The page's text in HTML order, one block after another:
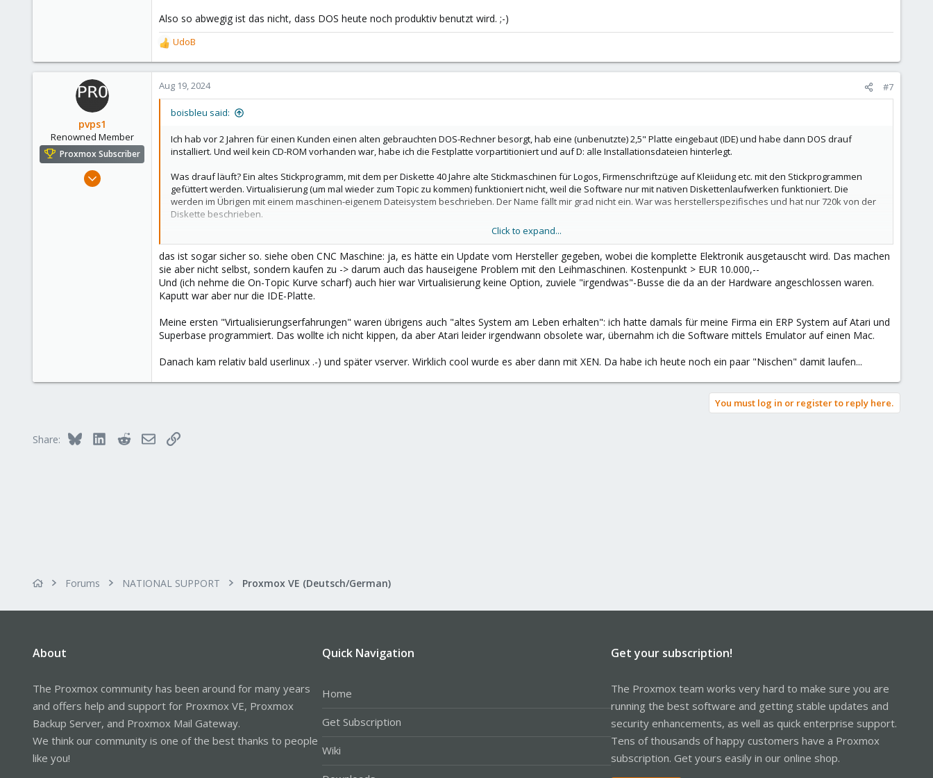
Also so abwegig ist das nicht, dass DOS heute noch produktiv benutzt wird. ;-)
R
e
a
c
t
UdoB
pvps1
Renowned Member
Proxmox Subscriber
May 24, 2016
Aug 19, 2024 #7
boisbleu said:
Ich hab vor 2 Jahren für einen Kunden einen alten gebrauchten DOS-Rechner besorgt, hab eine (unbenutzte) 2,5" Platte eingebaut (IDE) und habe dann DOS drauf
installiert. Und weil kein CD-ROM vorhanden war, habe ich die Festplatte vorpartitioniert und auf D: alle Installationsdateien hinterlegt.
Was drauf läuft? Ein altes Stickprogramm, mit dem per Diskette 40 Jahre alte Stickmaschinen für Logos, Firmenschriftzüge auf Kleiidung etc. mit den Stickprogrammen
gefüttert werden. Virtualisierung (um mal wieder zum Topic zu kommen) funktioniert nicht, weil die Software nur mit nativen Diskettenlaufwerken funktioniert. Die
werden im Übrigen mit einem maschinen-eigenem Dateisystem beschrieben. Der Name fällt mir grad nicht ein. War was herstellerspezifisches und hat nur 720k von der
Diskette beschrieben.
Click to expand...
das ist sogar sicher so. siehe oben CNC Maschine: ja, es hätte ein Update vom Hersteller gegeben, wobei die komplette Elektronik ausgetauscht wird. Das machen
sie aber nicht selbst, sondern kaufen zu -> darum auch das hauseigene Problem mit den Leihmaschinen. Kostenpunkt > EUR 10.000,--
Und (ich nehme die On-Topic Kurve scharf) auch hier war Virtualisierung keine Option, zuviele "irgendwas"-Busse die da an der Hardware angeschlossen waren.
Kaputt war aber nur die IDE-Platte.
Meine ersten "Virtualisierungserfahrungen" waren übrigens auch "altes System am Leben erhalten": ich hatte damals für meine Firma ein ERP System auf Atari und
Superbase programmiert. Das wollte ich nicht kippen, da aber Atari leider irgendwann obsolete war, übernahm ich die Software mittels Emulator auf einen Mac.
Danach kam relativ bald userlinux .-) und später vserver. Wirklich cool wurde es aber dann mit XEN. Da habe ich heute noch ein paar "Nischen" damit laufen...
You must log in or register to reply here.
Share: Bluesky LinkedInRedditEmailLink
Forums NATIONAL SUPPORT Proxmox VE (Deutsch/German)
About
The Proxmox community has been around for many years
and offers help and support for Proxmox VE, Proxmox
Backup Server, and Proxmox Mail Gateway.
We think our community is one of the best thanks to people
like you!
Quick Navigation
Home
Get Subscription
Wiki
Get your subscription!
The Proxmox team works very hard to make sure you are
running the best software and getting stable updates and
security enhancements, as well as quick enterprise support.
Tens of thousands of happy customers have a Proxmox
subscription. Get yours easily in our online shop.